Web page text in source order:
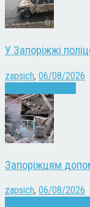
У Запоріжжі
zapsich, 06/08/2026
Запоріжцям
zapsich, 06/08/2026